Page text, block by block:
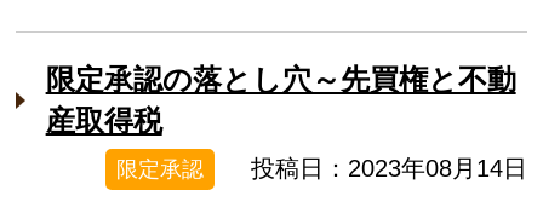
限定承認の落とし穴～先買権と不動
産取得税
限定承認 投稿日：2023年08月14日